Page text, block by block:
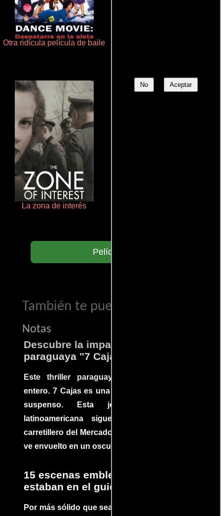
No Aceptar
Otra ridícula película de baile
La zona de interés
Películas
También te puede interesar...
Notas
Descubre la impactante película
paraguaya "7 Cajas"
Este thriller paraguayo cautivó al mundo
entero. 7 Cajas es una explosión de acción y
suspenso. Esta joya cinematográfica
latinoamericana sigue la historia de un
carretillero del Mercado 4 de Asunción que se
ve envuelto en un oscuro mundo de crimen
15 escenas emblemáticas que no
estaban en el guion
Por más sólido que sea un guión siempre hay